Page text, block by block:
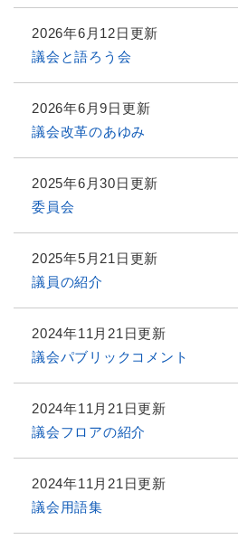
2026年6月12日更新
議会と語ろう会
2026年6月9日更新
議会改革のあゆみ
2025年6月30日更新
委員会
2025年5月21日更新
議員の紹介
2024年11月21日更新
議会パブリックコメント
2024年11月21日更新
議会フロアの紹介
2024年11月21日更新
議会用語集